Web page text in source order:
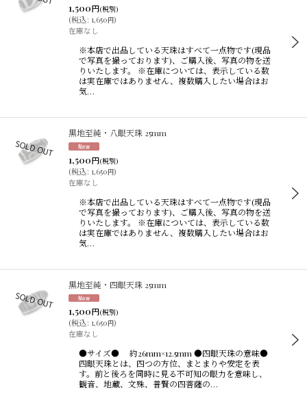
1,500円(税別)
(税込: 1,650円)
在庫なし
※本店で出品している天珠はすべて一点物です(現品
で写真を撮っております)、ご購入後、写真の物を送
りいたします。 ※在庫については、表示している数
は実在庫ではありません、複数購入したい場合はお
気…
黒地至純・八眼天珠 25mm
1,500円(税別)
(税込: 1,650円)
在庫なし
※本店で出品している天珠はすべて一点物です(現品
で写真を撮っております)、ご購入後、写真の物を送
りいたします。 ※在庫については、表示している数
は実在庫ではありません、複数購入したい場合はお
気…
黒地至純・四眼天珠 25mm
1,500円(税別)
(税込: 1,650円)
在庫なし
●サイズ● 約26mm×12.5mm ●四眼天珠の意味●
四眼天珠とは、四つの方位、まとまりや安定を表
す。前と後ろを同時に見る不可知の眼力を意味し、
観音、地蔵、文殊、普賢の四菩薩の…